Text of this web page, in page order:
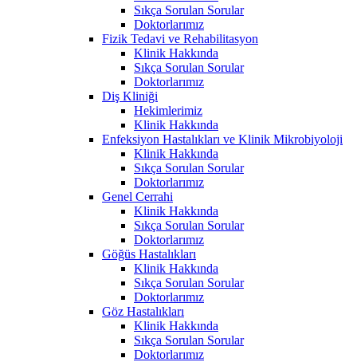
Sıkça Sorulan Sorular
Doktorlarımız
Fizik Tedavi ve Rehabilitasyon
Klinik Hakkında
Sıkça Sorulan Sorular
Doktorlarımız
Diş Kliniği
Hekimlerimiz
Klinik Hakkında
Enfeksiyon Hastalıkları ve Klinik Mikrobiyoloji
Klinik Hakkında
Sıkça Sorulan Sorular
Doktorlarımız
Genel Cerrahi
Klinik Hakkında
Sıkça Sorulan Sorular
Doktorlarımız
Göğüs Hastalıkları
Klinik Hakkında
Sıkça Sorulan Sorular
Doktorlarımız
Göz Hastalıkları
Klinik Hakkında
Sıkça Sorulan Sorular
Doktorlarımız